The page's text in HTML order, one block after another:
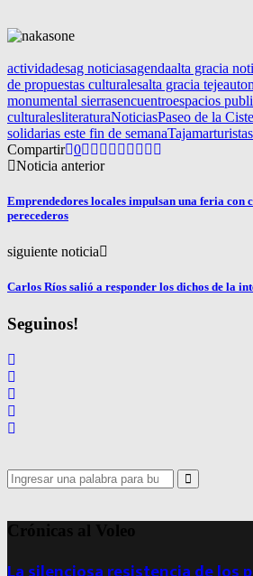
actividadesag noticiasagendaalta gracia
de propuestas culturalesalta gracia teje
monumental sierrasencuentroespacios
culturalesliteraturaNoticiasPaseo de la
solidarias este fin de semanaTajamarturistas
Compartir 0
Noticia anterior
Emprendedores locales impulsan una feria con
perecederos
siguiente noticia
Carlos Ríos salió a responder los dichos de la
Seguinos!
Search
for:
Search
Crónicas al Voleo